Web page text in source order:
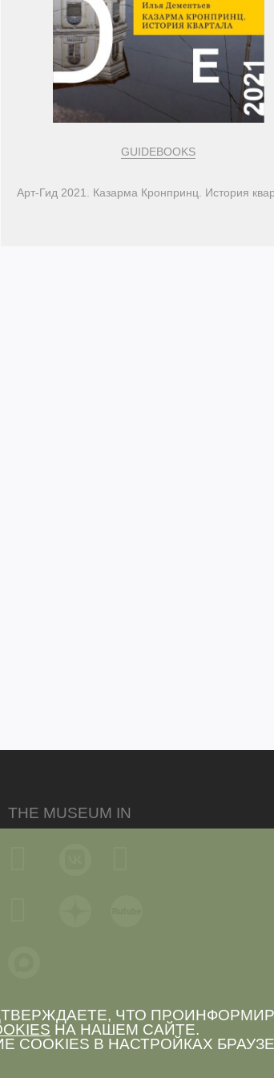
GUIDEBOOKS
Арт-Гид 2021. Казарма Кронпринц. История
ЧТО
НА НАШЕМ САЙТЕ.
В НАСТРОЙКАХ
THE MUSEUM IN